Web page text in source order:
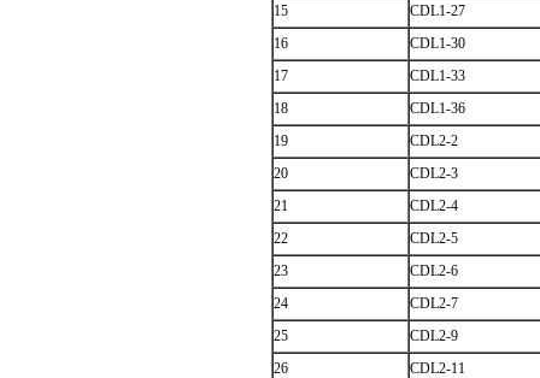
15
CDL1-27
16
CDL1-30
17
CDL1-33
18
CDL1-36
19
CDL2-2
20
CDL2-3
21
CDL2-4
22
CDL2-5
23
CDL2-6
24
CDL2-7
25
CDL2-9
26
CDL2-11